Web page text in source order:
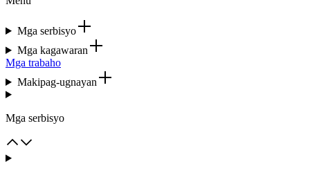
Mga serbisyo
Mga kagawaran
Mga trabaho
Makipag-ugnayan
Mga serbisyo